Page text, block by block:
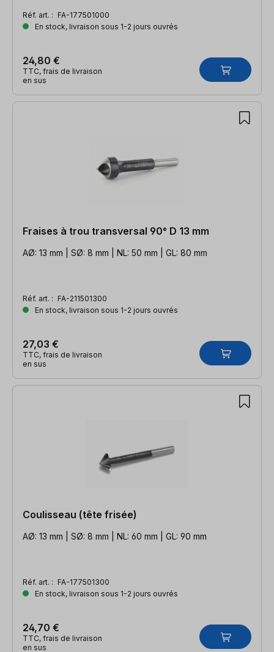
Réf. art. : FA-177501000
En stock, livraison sous 1-2 jours ouvrés
24,80 €
TTC, frais de livraison
en sus
Fraises à trou transversal 90° D 13 mm
AØ: 13 mm | SØ: 8 mm | NL: 50 mm | GL: 80 mm
Réf. art. : FA-211501300
En stock, livraison sous 1-2 jours ouvrés
27,03 €
TTC, frais de livraison
en sus
Coulisseau (tête frisée)
AØ: 13 mm | SØ: 8 mm | NL: 60 mm | GL: 90 mm
Réf. art. : FA-177501300
En stock, livraison sous 1-2 jours ouvrés
24,70 €
TTC, frais de livraison
en sus